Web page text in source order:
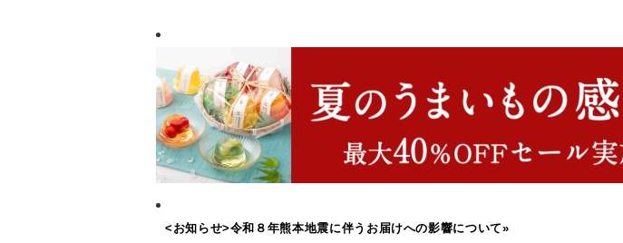
<お知らせ>令和８年熊本地震に伴うお届けへの影響について»